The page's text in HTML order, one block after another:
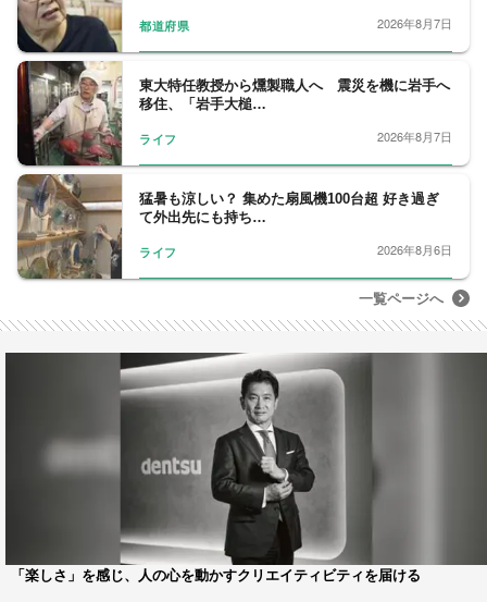
都道府県 2026年8月7日
東大特任教授から燻製職人へ 震災を機に岩手へ
移住、「岩手大槌…
ライフ 2026年8月7日
猛暑も涼しい？ 集めた扇風機100台超 好き過ぎ
て外出先にも持ち…
ライフ 2026年8月6日
一覧ページへ
「楽しさ」を感じ、人の心を動かすクリエイティビティを届ける